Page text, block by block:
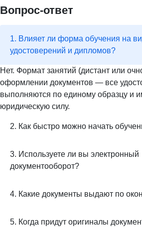
Вопрос-ответ
1. Влияет ли форма обучения на
удостоверений и дипломов?
Нет. Формат занятий (дистант или
оформлении документов — все
выполняются по единому образцу и
юридическую силу.
2. Как быстро можно начать
3. Используете ли вы электронный
документооборот?
4. Какие документы выдают по
5. Когда придут оригиналы